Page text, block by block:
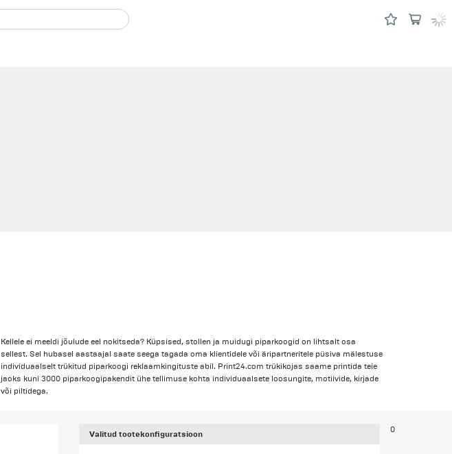
Kellele ei meeldi jõulude eel nokitseda? Küpsised, stollen ja muidugi piparkoogid on lihtsalt osa
sellest. Sel hubasel aastaajal saate seega tagada oma klientidele või äripartneritele püsiva mälestuse
individuaalselt trükitud piparkoogi reklaamkingituste abil. Print24.com trükikojas saame printida teie
jaoks kuni 3000 piparkoogipakendit ühe tellimuse kohta individuaalsete loosungite, motiivide, kirjade
või piltidega.
Valitud tootekonfiguratsioon 0